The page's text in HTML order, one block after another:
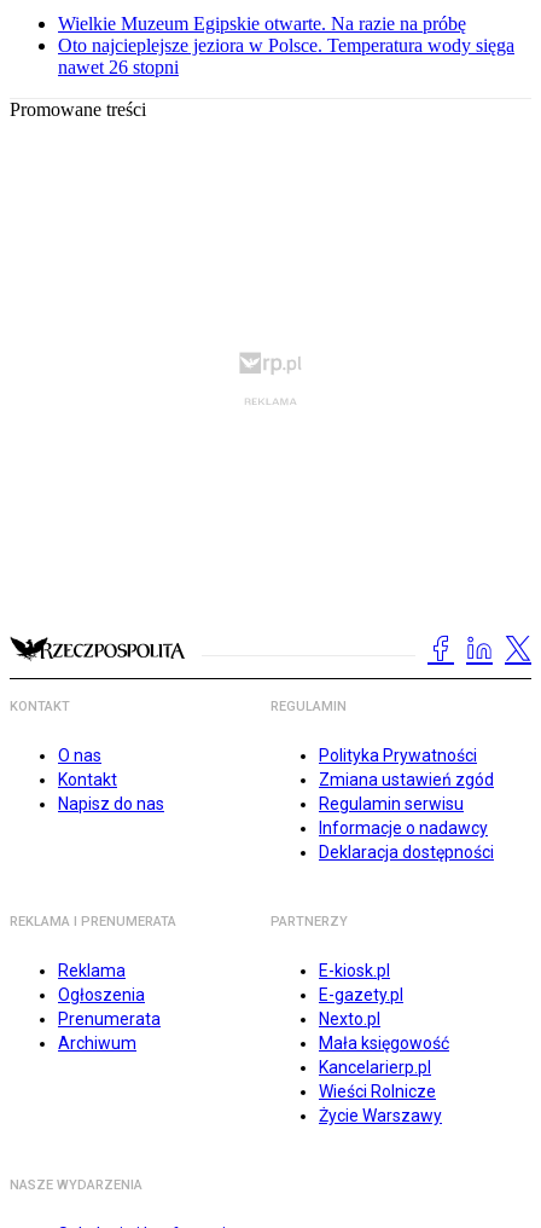
Wielkie Muzeum Egipskie otwarte. Na razie na próbę
Oto najcieplejsze jeziora w Polsce. Temperatura wody sięga
nawet 26 stopni
Promowane treści
KONTAKT
O nas
Kontakt
Napisz do nas
REGULAMIN
Polityka Prywatności
Zmiana ustawień zgód
Regulamin serwisu
Informacje o nadawcy
Deklaracja dostępności
REKLAMA I PRENUMERATA
Reklama
Ogłoszenia
Prenumerata
Archiwum
PARTNERZY
E-kiosk.pl
E-gazety.pl
Nexto.pl
Mała księgowość
Kancelarierp.pl
Wieści Rolnicze
Życie Warszawy
NASZE WYDARZENIA